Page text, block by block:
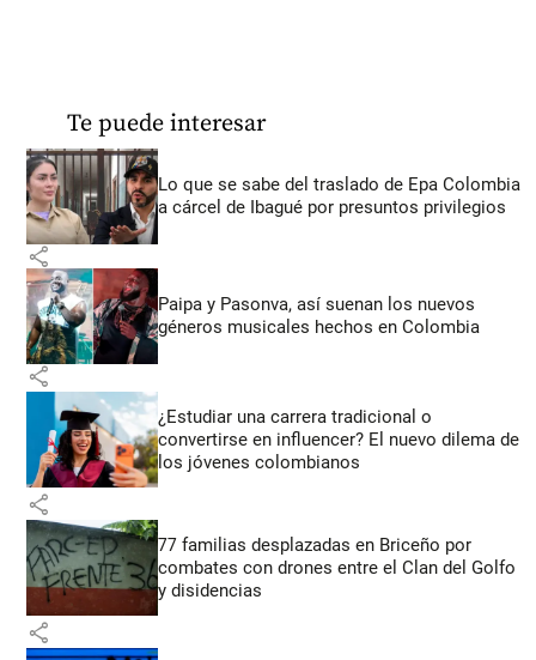
Te puede interesar
Lo que se sabe del traslado de Epa Colombia
a cárcel de Ibagué por presuntos privilegios
share
Paipa y Pasonva, así suenan los nuevos
géneros musicales hechos en Colombia
share
¿Estudiar una carrera tradicional o
convertirse en influencer? El nuevo dilema de
los jóvenes colombianos
share
77 familias desplazadas en Briceño por
combates con drones entre el Clan del Golfo
y disidencias
share